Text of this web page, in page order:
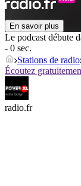
En savoir plus
Le podcast débute
- 0 sec.
Stations de radio
Écoutez
radio.fr